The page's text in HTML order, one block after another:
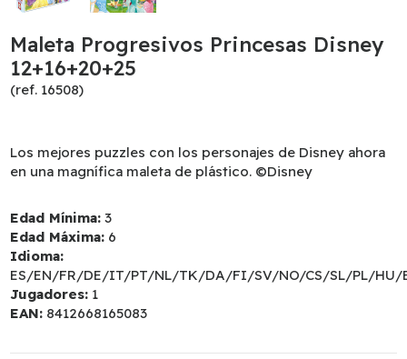
Maleta Progresivos Princesas Disney
12+16+20+25
(ref. 16508)
Los mejores puzzles con los personajes de Disney ahora
en una magnífica maleta de plástico. ©Disney
Edad Mínima: 3
Edad Máxima: 6
Idioma:
ES/EN/FR/DE/IT/PT/NL/TK/DA/FI/SV/NO/CS/SL/PL/HU/
Jugadores: 1
EAN: 8412668165083